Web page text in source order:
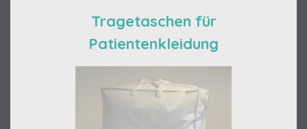
Tragetaschen für
Patientenkleidung